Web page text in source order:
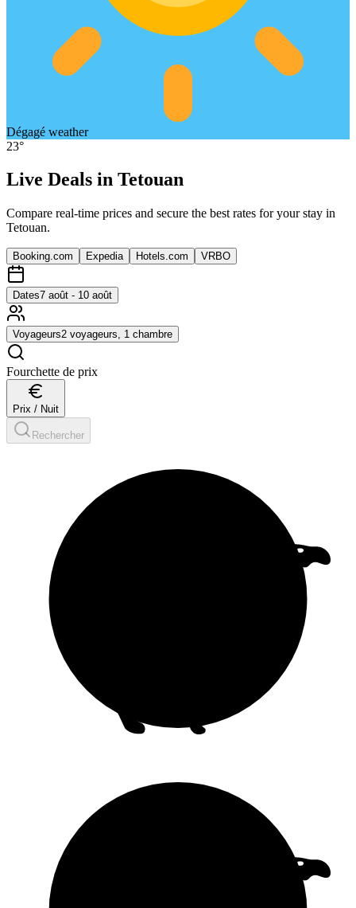
Dégagé weather
23°
Live Deals in Tetouan
Compare real-time prices and secure the best rates for your stay in
Tetouan.
Booking.com Expedia Hotels.com VRBO
Dates7 août - 10 août
Voyageurs2 voyageurs, 1 chambre
Fourchette de prix
Prix / Nuit
Rechercher